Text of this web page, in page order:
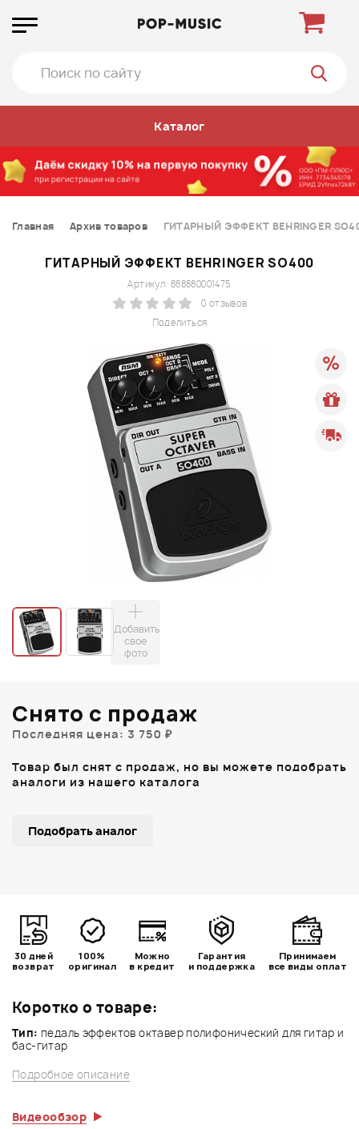
Каталог
Главная Архив товаров ГИТАРНЫЙ ЭФФЕКТ BEHRINGER
ГИТАРНЫЙ ЭФФЕКТ BEHRINGER SO400
Поделиться
Артикул: 888880001475
0 отзывов
Добавить
свое
фото
Коротко о товаре:
Тип: педаль эффектов октавер полифонический для гитар и
бас-гитар
Подробное описание
Видеообзор
Снято с продаж
Последняя цена: 3 750 ₽
Товар был снят с продаж, но вы можете подобрать
аналоги из нашего каталога
Подобрать аналог
30 дней
возврат
100%
оригинал
Можно
в кредит
Гарантия
и поддержка
Принимаем
все виды оплат